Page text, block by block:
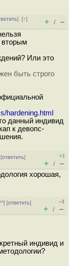
][↑]
+ / –
вторым
Или это
быть строго
hardening.html
данный индивид
к девопс-
ответить]
+1
+ / –
хорошая,
] [ответить]
–1
+ / –
индивид и